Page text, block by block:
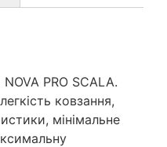
PRO SCALA.
ковзання,
мінімальне